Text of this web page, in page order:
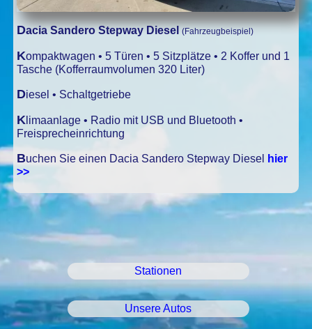
Dacia Sandero Stepway Diesel (Fahrzeugbeispiel)
Kompaktwagen • 5 Türen • 5 Sitzplätze • 2 Koffer und 1
Tasche (Kofferraumvolumen 320 Liter)
Diesel • Schaltgetriebe
Klimaanlage • Radio mit USB und Bluetooth •
Freisprecheinrichtung
Buchen Sie einen Dacia Sandero Stepway Diesel
hier
>>
Stationen
Unsere Autos